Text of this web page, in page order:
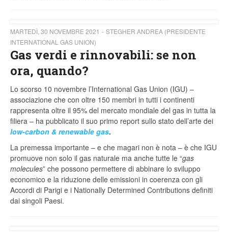
MARTEDÌ, 30 NOVEMBRE 2021
STEGHER ANDREA (PRESIDENTE
INTERNATIONAL GAS UNION)
Gas verdi e rinnovabili: se non
ora, quando?
Lo scorso 10 novembre l’International Gas Union (IGU) –
associazione che con oltre 150 membri in tutti i continenti
rappresenta oltre il 95% del mercato mondiale del gas in tutta la
filiera – ha pubblicato il suo primo report sullo stato dell’arte dei
low-carbon & renewable gas.
La premessa importante – e che magari non è nota – è che IGU
promuove non solo il gas naturale ma anche tutte le “gas
molecules” che possono permettere di abbinare lo sviluppo
economico e la riduzione delle emissioni in coerenza con gli
Accordi di Parigi e i Nationally Determined Contributions definiti
dai singoli Paesi.